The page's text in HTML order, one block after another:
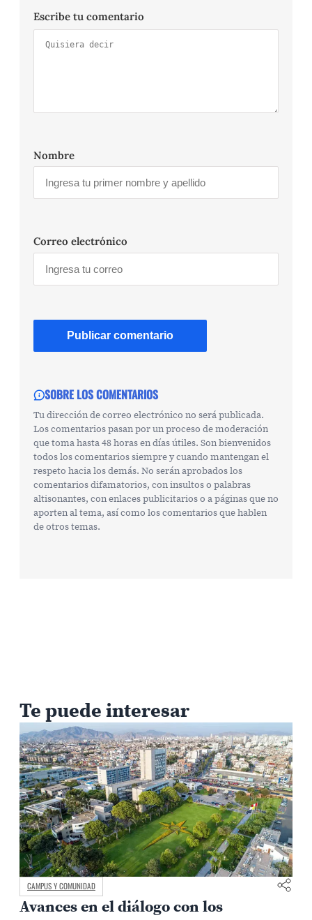
Escribe tu comentario
Nombre
Correo electrónico
SOBRE LOS COMENTARIOS
Tu dirección de correo electrónico no será publicada.
Los comentarios pasan por un proceso de moderación
que toma hasta 48 horas en días útiles. Son bienvenidos
todos los comentarios siempre y cuando mantengan el
respeto hacia los demás. No serán aprobados los
comentarios difamatorios, con insultos o palabras
altisonantes, con enlaces publicitarios o a páginas que no
aporten al tema, así como los comentarios que hablen
de otros temas.
Te puede interesar
CAMPUS Y COMUNIDAD
Lamentamos el fallecimiento del Dr.